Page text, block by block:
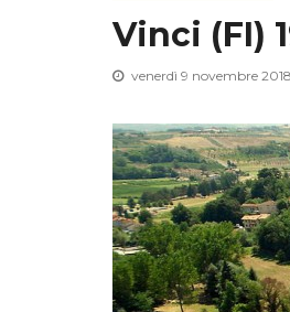
Vinci (FI)
venerdì 9 novembre 2018